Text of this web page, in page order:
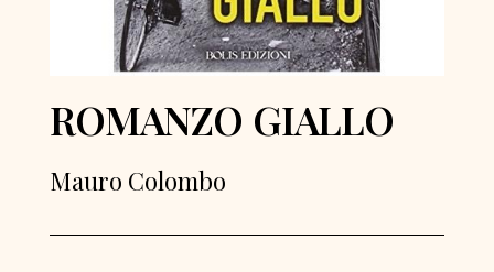
ROMANZO GIALLO
Mauro Colombo